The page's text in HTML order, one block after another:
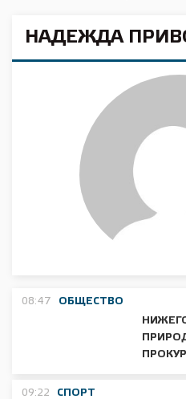
НАДЕЖДА
08:47 ОБЩЕСТВО
09:22 СПОРТ